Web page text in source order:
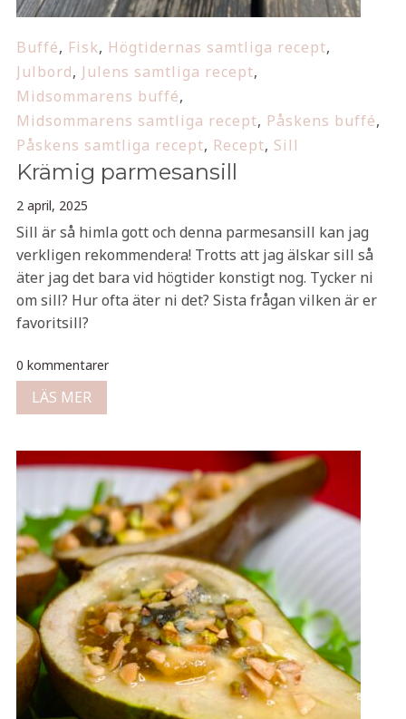
Buffé, Fisk, Högtidernas samtliga recept,
Julbord, Julens samtliga recept,
Midsommarens buffé,
Midsommarens samtliga recept, Påskens buffé,
Påskens samtliga recept, Recept, Sill
Krämig parmesansill
2 april, 2025
Sill är så himla gott och denna parmesansill kan jag
verkligen rekommendera! Trotts att jag älskar sill så
äter jag det bara vid högtider konstigt nog. Tycker ni
om sill? Hur ofta äter ni det? Sista frågan vilken är er
favoritsill?
0 kommentarer
LÄS MER